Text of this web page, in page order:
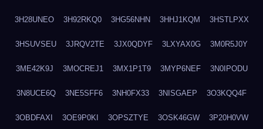
3H28UNEO 3H92RKQ0 3HG56NHN 3HHJ1KQM 3HSTLPXX
3HSUVSEU 3JRQV2TE 3JX0QDYF 3LXYAX0G 3M0R5J0Y
3ME42K9J 3MOCREJ1 3MX1P1T9 3MYP6NEF 3N0IPODU
3N8UCE6Q 3NE5SFF6 3NH0FX33 3NISGAEP 3O3KQQ4F
3OBDFAXI 3OE9P0KI 3OPSZTYE 3OSK46GW 3P20H0VW